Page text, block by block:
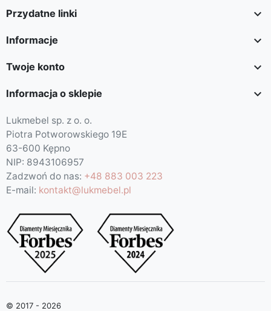
Przydatne linki 
Informacje 
Twoje konto 
Informacja o sklepie 
Lukmebel sp. z o. o.
Piotra Potworowskiego 19E
63-600 Kępno
NIP: 8943106957
Zadzwoń do nas: +48 883 003 223
E-mail: kontakt@lukmebel.pl
© 2017 - 2026